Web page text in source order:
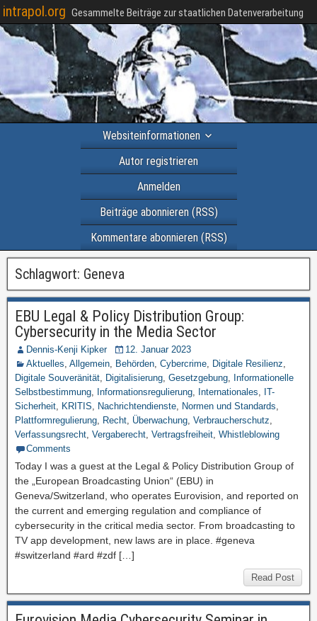
intrapol.org Gesammelte Beiträge zur staatlichen Datenverarbeitung
Websiteinformationen
Autor registrieren
Anmelden
Beiträge abonnieren (RSS)
Kommentare abonnieren (RSS)
Schlagwort: Geneva
EBU Legal & Policy Distribution Group:
Cybersecurity in the Media Sector
Dennis-Kenji Kipker
12. Januar 2023
Aktuelles, Allgemein, Behörden, Cybercrime, Digitale Resilienz,
Digitale Souveränität, Digitalisierung, Gesetzgebung, Informationelle
Selbstbestimmung, Informationsregulierung, Internationales, IT-
Sicherheit, KRITIS, Nachrichtendienste, Normen und Standards,
Plattformregulierung, Recht, Überwachung, Verbraucherschutz,
Verfassungsrecht, Vergaberecht, Vertragsfreiheit, Whistleblowing
Comments
Today I was a guest at the Legal & Policy Distribution Group of
the „European Broadcasting Union“ (EBU) in
Geneva/Switzerland, who operates Eurovision, and reported on
the current and emerging regulation and compliance of
cybersecurity in the critical media sector. From broadcasting to
TV app development, new laws are in place. #geneva
#switzerland #ard #zdf […]
Read Post